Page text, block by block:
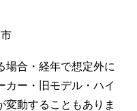
場合・経年で想定外に
カー・旧モデル・ハイ
変動することもありま